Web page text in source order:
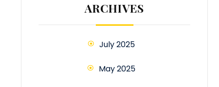
ARCHIVES
July 2025
May 2025